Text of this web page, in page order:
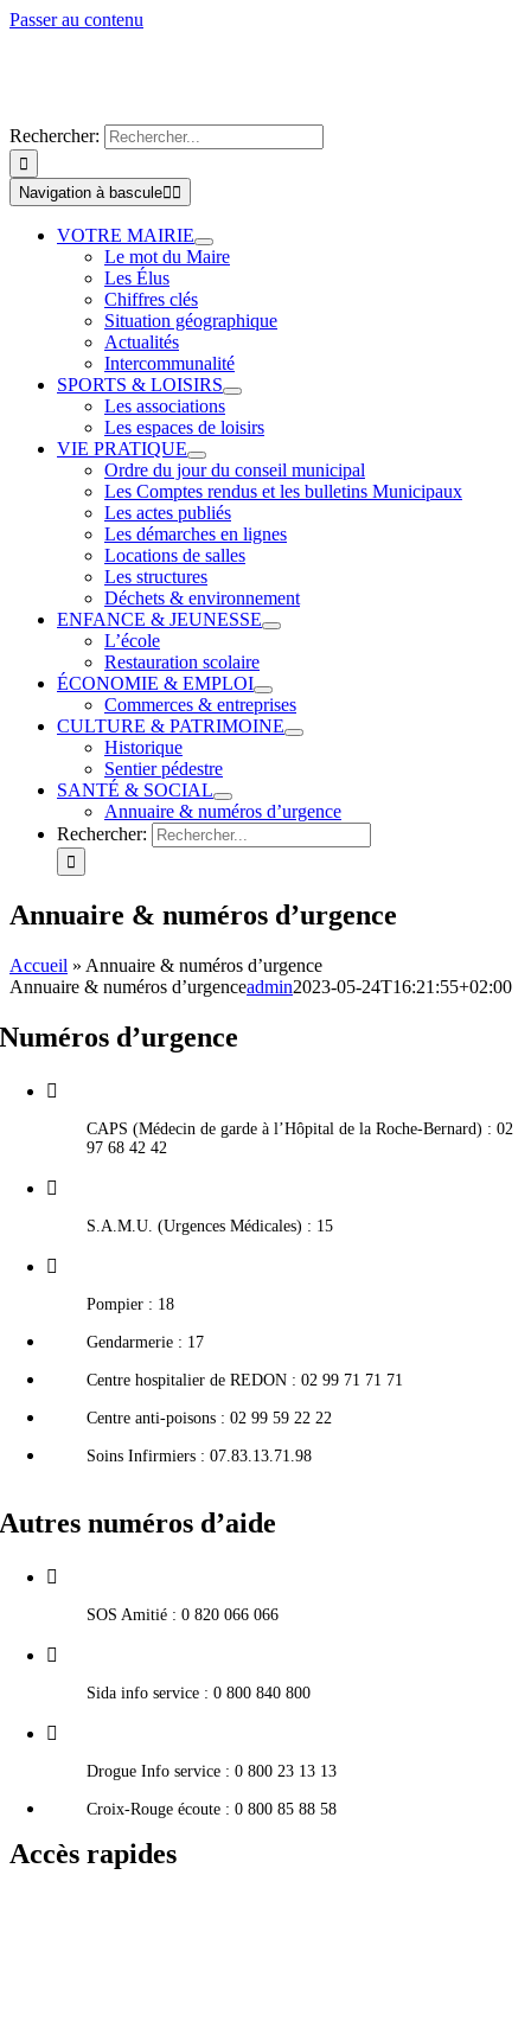
Passer au contenu
Rechercher:
Navigation à bascule
VOTRE MAIRIE
Le mot du Maire
Les Élus
Chiffres clés
Situation géographique
Actualités
Intercommunalité
SPORTS & LOISIRS
Les associations
Les espaces de loisirs
VIE PRATIQUE
Ordre du jour du conseil municipal
Les Comptes rendus et les bulletins Municipaux
Les actes publiés
Les démarches en lignes
Locations de salles
Les structures
Déchets & environnement
ENFANCE & JEUNESSE
L’école
Restauration scolaire
ÉCONOMIE & EMPLOI
Commerces & entreprises
CULTURE & PATRIMOINE
Historique
Sentier pédestre
SANTÉ & SOCIAL
Annuaire & numéros d’urgence
Rechercher:
Annuaire & numéros d’urgence
Accueil » Annuaire & numéros d’urgence
Annuaire & numéros d’urgenceadmin2023-05-24T16:21:55+02:00
Numéros d’urgence
CAPS (Médecin de garde à l’Hôpital de la Roche-Bernard) : 02
97 68 42 42
S.A.M.U. (Urgences Médicales) : 15
Pompier : 18
Gendarmerie : 17
Centre hospitalier de REDON : 02 99 71 71 71
Centre anti-poisons : 02 99 59 22 22
Soins Infirmiers : 07.83.13.71.98
Autres numéros d’aide
SOS Amitié : 0 820 066 066
Sida info service : 0 800 840 800
Drogue Info service : 0 800 23 13 13
Croix-Rouge écoute : 0 800 85 88 58
Accès rapides